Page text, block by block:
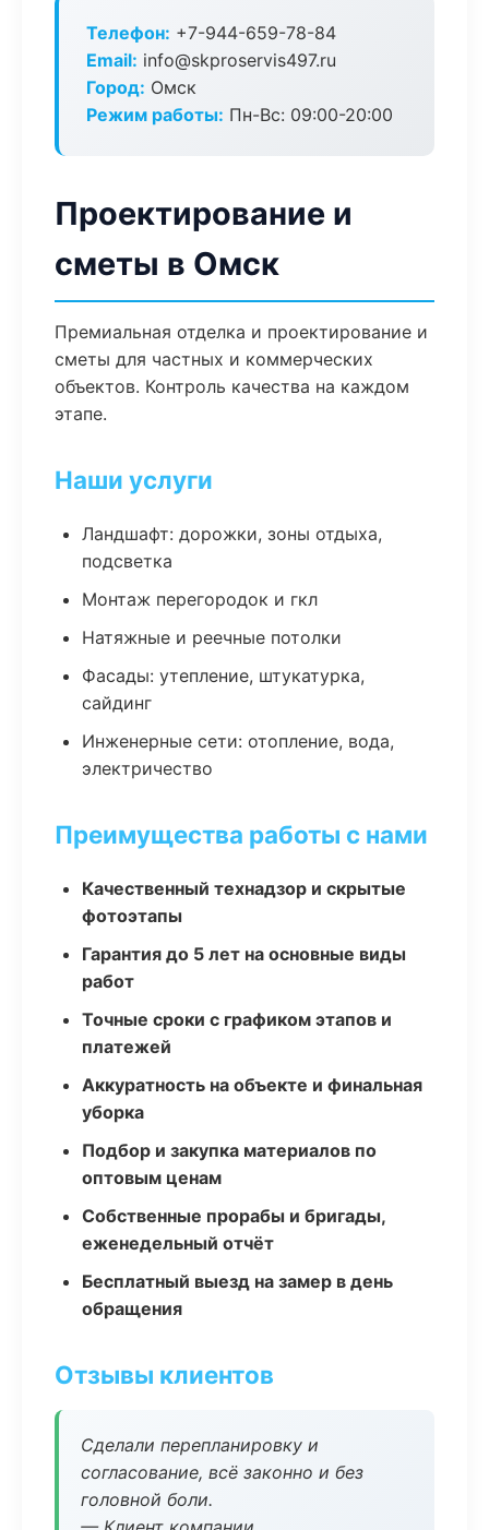
Телефон: +7-944-659-78-84
Email: info@skproservis497.ru
Город: Омск
Режим работы: Пн-Вс: 09:00-20:00
Проектирование и
сметы в Омск
Премиальная отделка и проектирование и
сметы для частных и коммерческих
объектов. Контроль качества на каждом
этапе.
Наши услуги
Ландшафт: дорожки, зоны отдыха,
подсветка
Монтаж перегородок и гкл
Натяжные и реечные потолки
Фасады: утепление, штукатурка,
сайдинг
Инженерные сети: отопление, вода,
электричество
Преимущества работы с нами
Качественный технадзор и скрытые
фотоэтапы
Гарантия до 5 лет на основные виды
работ
Точные сроки с графиком этапов и
платежей
Аккуратность на объекте и финальная
уборка
Подбор и закупка материалов по
оптовым ценам
Собственные прорабы и бригады,
еженедельный отчёт
Бесплатный выезд на замер в день
обращения
Отзывы клиентов
Сделали перепланировку и
согласование, всё законно и без
головной боли.